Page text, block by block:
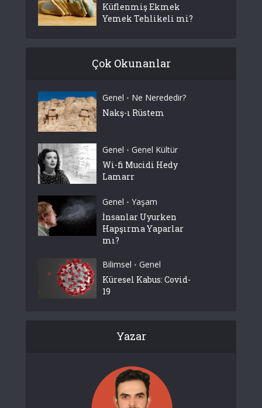
Küflenmiş Ekmek
Yemek Tehlikeli mi?
Çok Okunanlar
Genel • Ne Nerededir?
Nakş-ı Rüstem
Genel • Genel Kültür
Wi-fi Mucidi Hedy
Lamarr
Genel • Yaşam
İnsanlar Uyurken
Hapşırma Yaparlar
mı?
Bilimsel • Genel
Küresel Kabus: Covid-
19
Yazar